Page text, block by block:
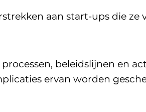
aan start-ups die ze
beleidslijnen en
ervan worden